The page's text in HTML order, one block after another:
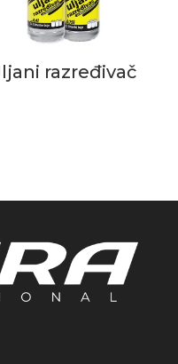
razređivač